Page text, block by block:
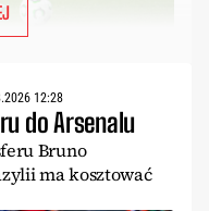
12:28
do Arsenalu
Bruno
ma kosztować